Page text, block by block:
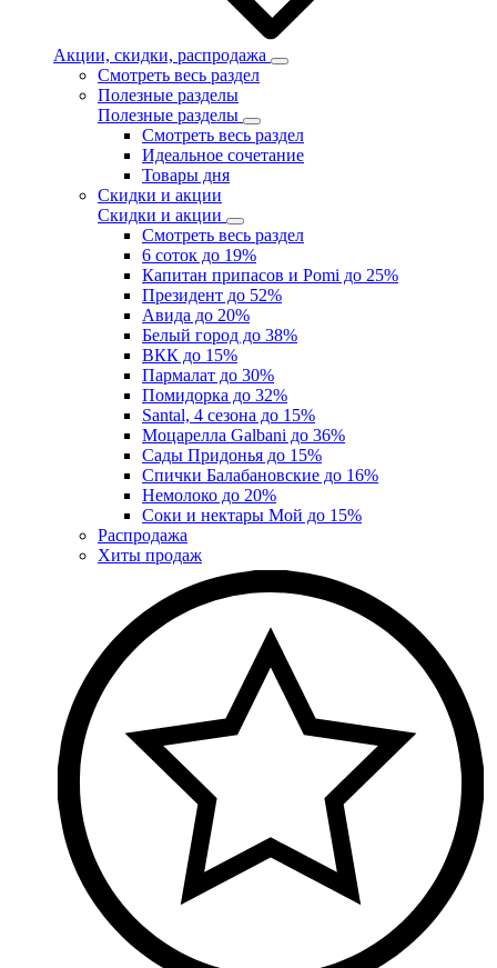
Акции, скидки, распродажа
Смотреть весь раздел
Полезные разделы
Полезные разделы
Смотреть весь раздел
Идеальное сочетание
Товары дня
Скидки и акции
Скидки и акции
Смотреть весь раздел
6 соток до 19%
Капитан припасов и Pomi до 25%
Президент до 52%
Авида до 20%
Белый город до 38%
ВКК до 15%
Пармалат до 30%
Помидорка до 32%
Santal, 4 сезона до 15%
Моцарелла Galbani до 36%
Сады Придонья до 15%
Спички Балабановские до 16%
Немолоко до 20%
Соки и нектары Мой до 15%
Распродажа
Хиты продаж